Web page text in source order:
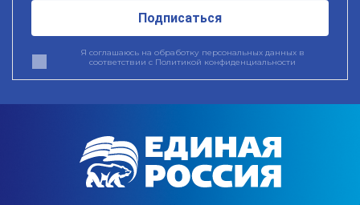
Подписаться
Я соглашаюсь на обработку персональных данных в
соответствии с Политикой конфиденциальности